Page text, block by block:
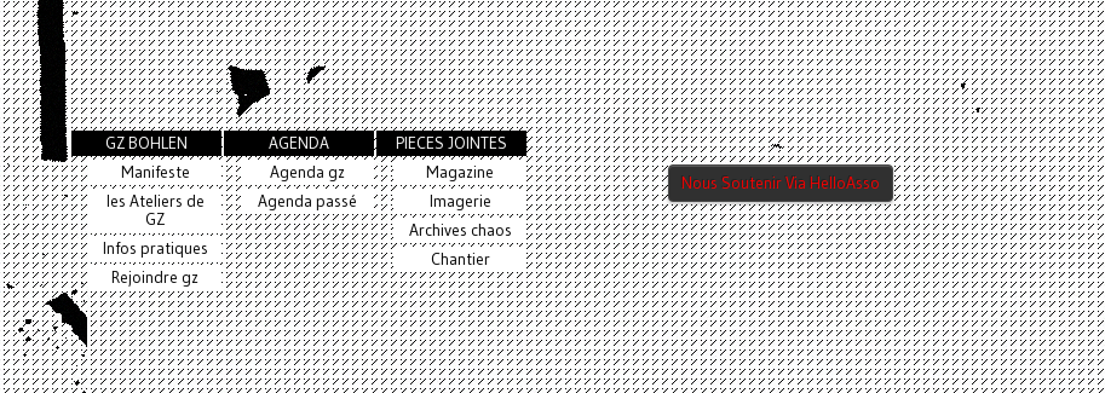
GZ BOHLEN
Manifeste
les Ateliers de
GZ
Infos pratiques
Rejoindre gz
AGENDA
Agenda gz
Agenda passé
PIECES JOINTES
Magazine
Imagerie
Archives chaos
Chantier
Nous Soutenir Via HelloAsso